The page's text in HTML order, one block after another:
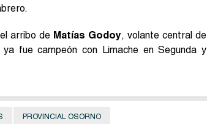
arribo de Matías Godoy, volante central de
fue campeón con Limache en Segunda y
PROVINCIAL OSORNO